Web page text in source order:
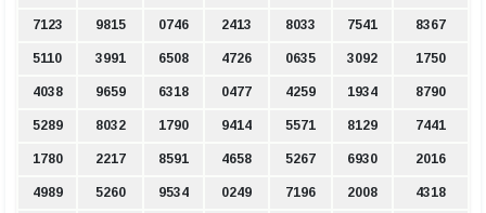
7123 9815 0746 2413 8033 7541 8367
5110 3991 6508 4726 0635 3092 1750
4038 9659 6318 0477 4259 1934 8790
5289 8032 1790 9414 5571 8129 7441
1780 2217 8591 4658 5267 6930 2016
4989 5260 9534 0249 7196 2008 4318